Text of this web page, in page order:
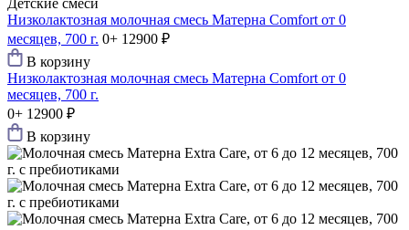
Детские смеси
Низколактозная молочная смесь Матерна Comfort от 0
месяцев, 700 г. 0+ 12900 ₽
В корзину
Низколактозная молочная смесь Матерна Comfort от 0
месяцев, 700 г.
0+ 12900 ₽
В корзину